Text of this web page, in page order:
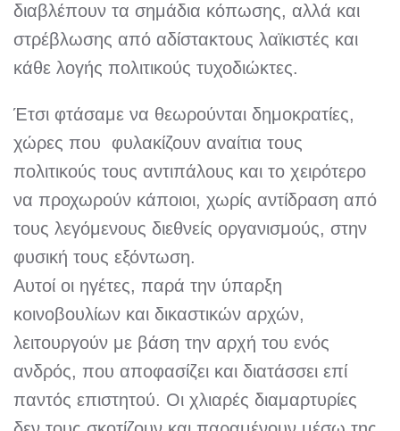
διαβλέπουν τα σημάδια κόπωσης, αλλά και
στρέβλωσης από αδίστακτους λαϊκιστές και
κάθε λογής πολιτικούς τυχοδιώκτες.
Έτσι φτάσαμε να θεωρούνται δημοκρατίες,
χώρες που φυλακίζουν αναίτια τους
πολιτικούς τους αντιπάλους και το χειρότερο
να προχωρούν κάποιοι, χωρίς αντίδραση από
τους λεγόμενους διεθνείς οργανισμούς, στην
φυσική τους εξόντωση.
Αυτοί οι ηγέτες, παρά την ύπαρξη
κοινοβουλίων και δικαστικών αρχών,
λειτουργούν με βάση την αρχή του ενός
ανδρός, που αποφασίζει και διατάσσει επί
παντός επιστητού. Οι χλιαρές διαμαρτυρίες